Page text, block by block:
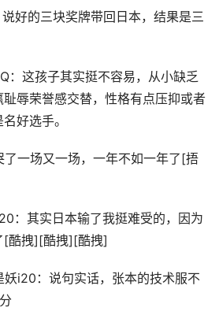
好的三块奖牌带回日本，结果是三
：这孩子其实挺不容易，从小缺乏
辱荣誉感交替，性格有点压抑或者
好选手。
了一场又一场，一年不如一年了[捂
：其实日本输了我挺难受的，因为
[酷拽][酷拽][酷拽]
妖i20：说句实话，张本的技术服不